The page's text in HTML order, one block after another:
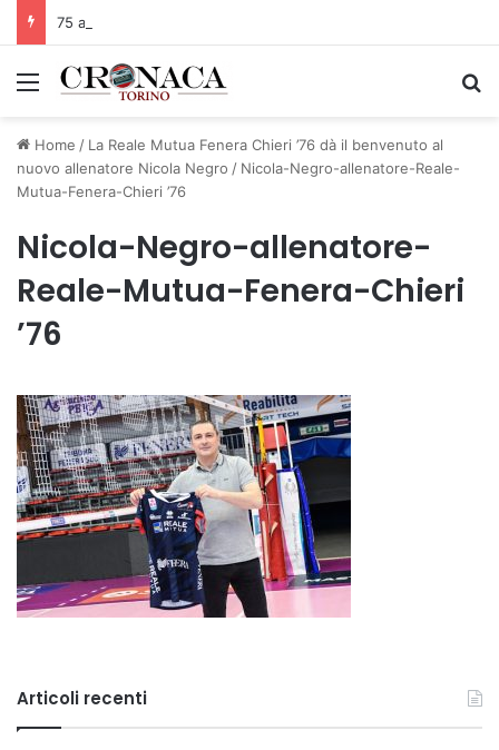
Menu
Home / La Reale Mutua Fenera Chieri ’76 dà il benvenuto al
nuovo allenatore Nicola Negro / Nicola-Negro-allenatore-Reale-
Mutua-Fenera-Chieri ’76
Nicola-Negro-allenatore-
Reale-Mutua-Fenera-Chieri
’76
Articoli recenti